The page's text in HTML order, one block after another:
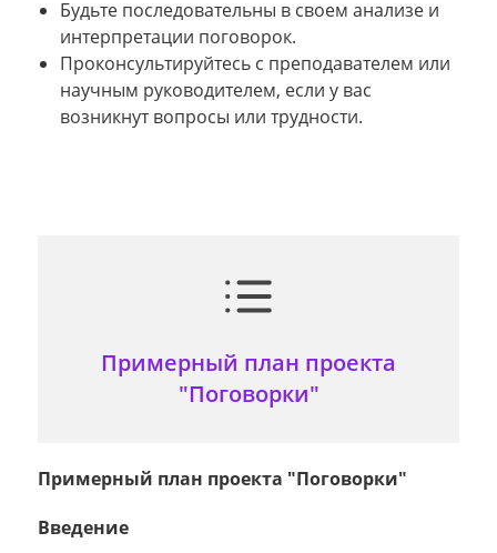
Будьте последовательны в своем анализе и
интерпретации поговорок.
Проконсультируйтесь с преподавателем или
научным руководителем, если у вас
возникнут вопросы или трудности.
Примерный план проекта
"Поговорки"
Примерный план проекта "Поговорки"
Введение